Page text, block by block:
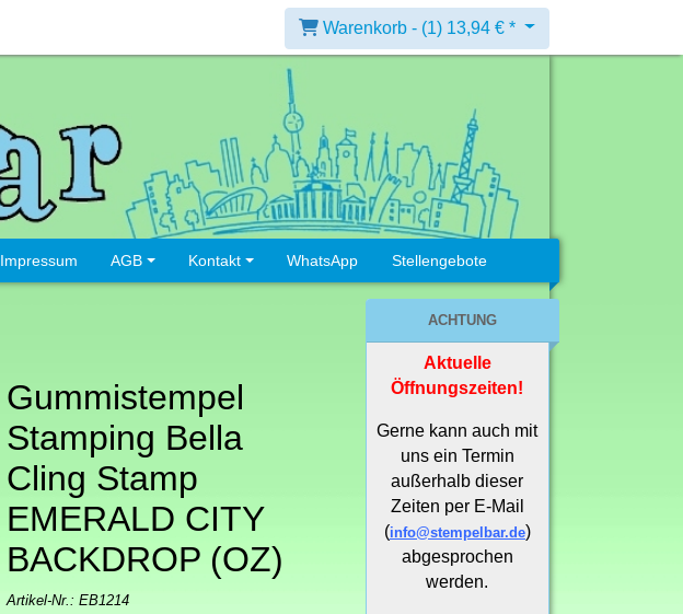
Warenkorb - (1) 13,94 € *
Impressum AGB Kontakt WhatsApp Stellengebote
Gummistempel
Stamping Bella
Cling Stamp
EMERALD CITY
BACKDROP (OZ)
Artikel-Nr.: EB1214
ACHTUNG
Aktuelle
Öffnungszeiten!
Gerne kann auch mit
uns ein Termin
außerhalb dieser
Zeiten per E-Mail
(info@stempelbar.de)
abgesprochen
werden.